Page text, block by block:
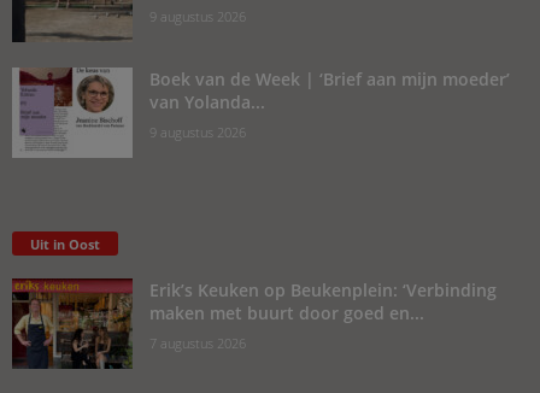
9 augustus 2026
Boek van de Week | ‘Brief aan mijn moeder’
van Yolanda...
9 augustus 2026
Uit in Oost
Erik’s Keuken op Beukenplein: ‘Verbinding
maken met buurt door goed en...
7 augustus 2026